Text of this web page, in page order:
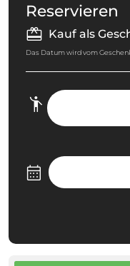
Reservieren
Kauf als
Das Datum wird vom